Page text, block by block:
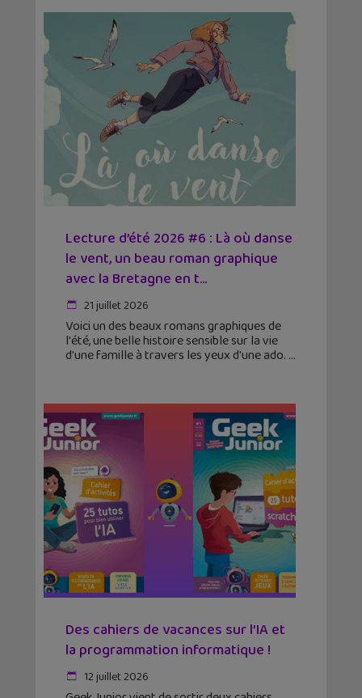
Lecture d’été 2026 #6 : Là où danse
le vent, un beau roman graphique
avec la Bretagne en t...
21 juillet 2026
Voici un des beaux romans graphiques de
l'été, une belle histoire sensible sur la vie
d'une famille à travers les yeux d'une ado.
Des cahiers de vacances sur l’IA et
la programmation informatique !
12 juillet 2026